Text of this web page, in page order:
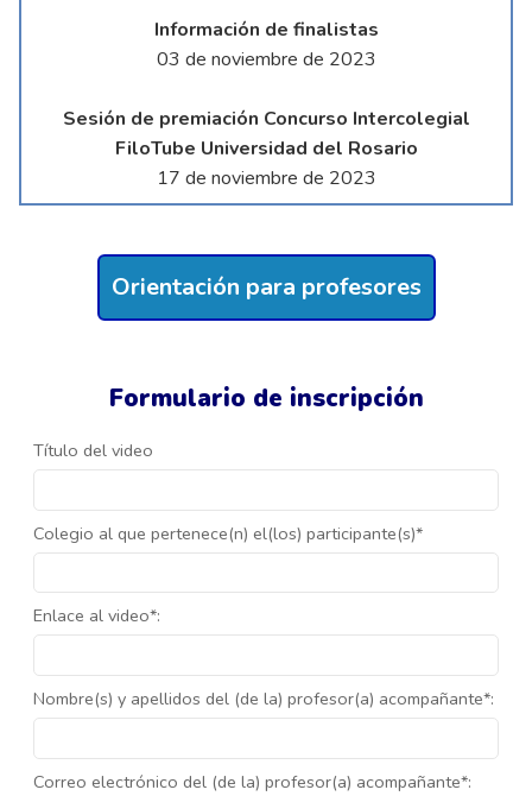
Formulario de inscripción
Título del video
Colegio al que pertenece(n) el(los) participante(s)*
Enlace al video*:
Nombre(s) y apellidos del (de la) profesor(a) acompañante*:
Correo electrónico del (de la) profesor(a) acompañante*:
Información de finalistas
03 de noviembre de 2023
Sesión de premiación Concurso Intercolegial
FiloTube Universidad del Rosario
17 de noviembre de 2023
Orientación para profesores